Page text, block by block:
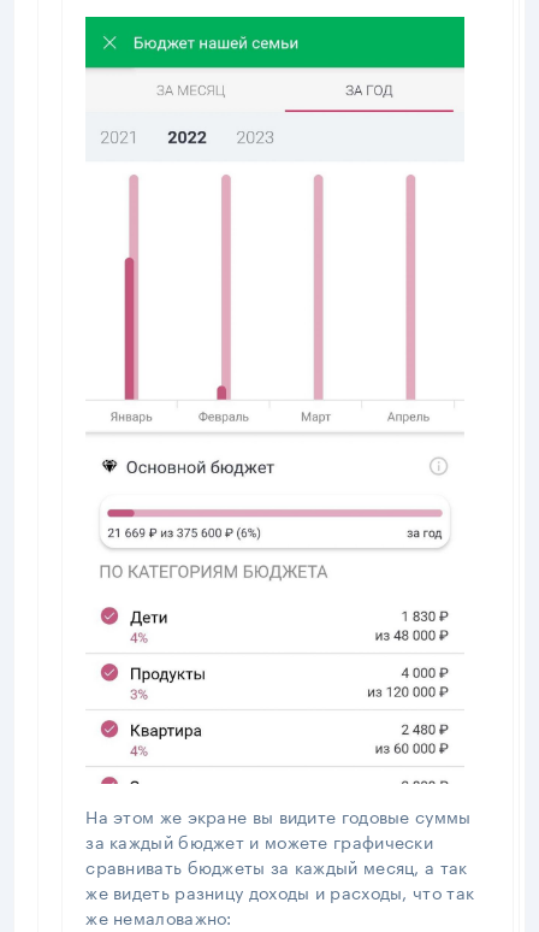
На этом же экране вы видите годовые суммы
за каждый бюджет и можете графически
сравнивать бюджеты за каждый месяц, а так
же видеть разницу доходы и расходы, что так
же немаловажно: